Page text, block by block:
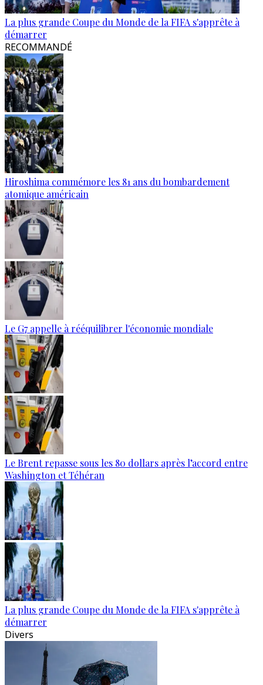
La plus grande Coupe du Monde de la FIFA s'apprête à
démarrer
RECOMMANDÉ
Hiroshima commémore les 81 ans du bombardement
atomique américain
Le G7 appelle à rééquilibrer l'économie mondiale
Le Brent repasse sous les 80 dollars après l’accord entre
Washington et Téhéran
La plus grande Coupe du Monde de la FIFA s'apprête à
démarrer
Divers